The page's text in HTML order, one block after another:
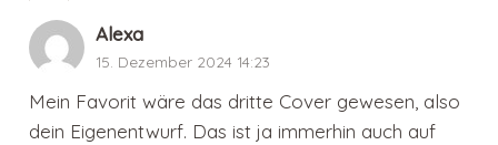
Alexa
15. Dezember 2024 14:23
Mein Favorit wäre das dritte Cover gewesen, also
dein Eigenentwurf. Das ist ja immerhin auch auf